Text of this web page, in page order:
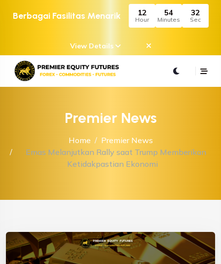
Berbagai Fasilitas Menarik 12
Hour
54
Minutes
32
Sec
View Details
Premier News
Home
Premier News
Emas Melanjutkan Rally saat Trump Memberikan
Ketidakpastian Ekonomi